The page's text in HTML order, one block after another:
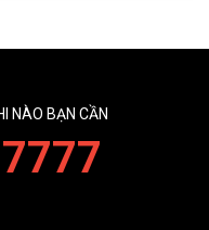
NÀO BẠN CẦN